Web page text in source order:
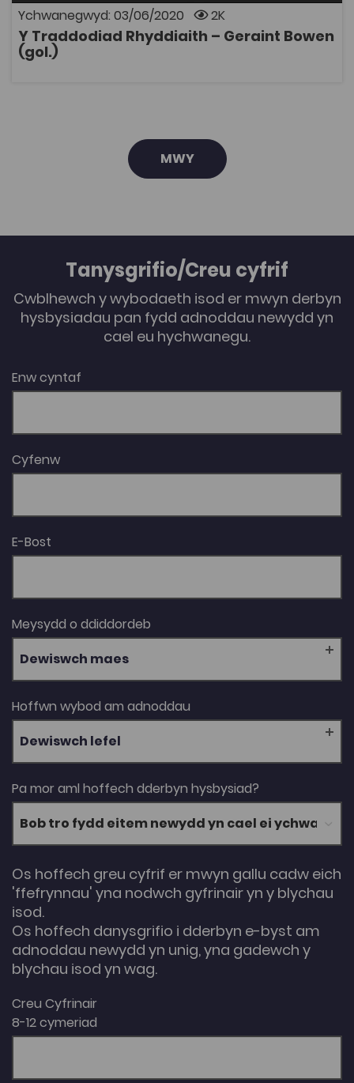
Ychwanegwyd: 03/06/2020 2K
Y Traddodiad Rhyddiaith – Geraint Bowen
(gol.)AGOR
MWY
Tanysgrifio/Creu cyfrif
Cwblhewch y wybodaeth isod er mwyn derbyn
hysbysiadau pan fydd adnoddau newydd yn
cael eu hychwanegu.
Enw cyntaf
Cyfenw
E-Bost
Meysydd o ddiddordeb
Dewiswch maes
Hoffwn wybod am adnoddau
Dewiswch lefel
Pa mor aml hoffech dderbyn hysbysiad?
Os hoffech greu cyfrif er mwyn gallu cadw eich
'ffefrynnau' yna nodwch gyfrinair yn y blychau
isod.
Os hoffech danysgrifio i dderbyn e-byst am
adnoddau newydd yn unig, yna gadewch y
blychau isod yn wag.
Creu Cyfrinair
8-12 cymeriad